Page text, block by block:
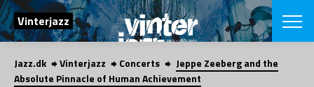
SEARCH
Vinterjazz
Danish
Jazz.dk Vinterjazz Concerts
Jeppe Zeeberg and the
Absolute Pinnacle of Human Achievement